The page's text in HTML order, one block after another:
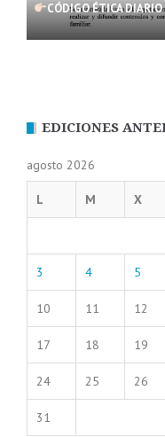
CÓDIGO ÉTICA
EDICIONES
agosto 2026
L M X
3 4 5
10 11 12
17 18 19
24 25 26
31